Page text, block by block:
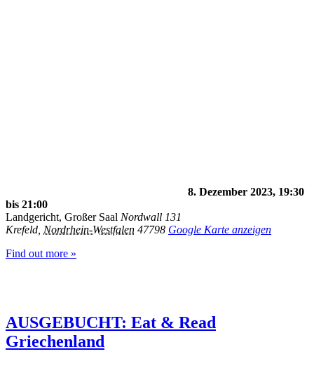
8. Dezember 2023, 19:30
bis 21:00
Landgericht, Großer Saal Nordwall 131
Krefeld Nordrhein-Westfalen 47798 Google Karte anzeigen
Find out more »
AUSGEBUCHT: Eat & Read
Griechenland